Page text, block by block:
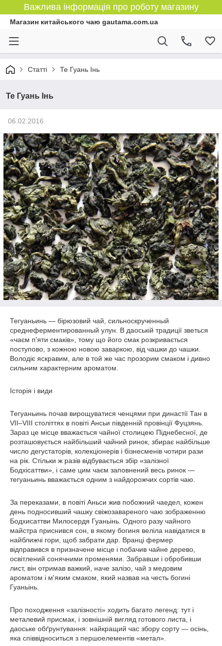
Важлива інформація про роботу магазину
Магазин китайського чаю gautama.com.ua
Статті Те Гуань Інь
Те Гуань Інь
06.02.2016
Тегуаньинь — бірюзовий чай, сильноскрученный
среднеферментированный улун. В даоській традиції зветься
«чаєм п'яти смаків», тому що його смак розкривається
поступово, з кожною новою заваркою, від чашки до чашки.
Володіє яскравим, але в той же час прозорим смаком і дивно
сильним характерним ароматом.
Історія і види
Тегуаньинь почав вирощуватися ченцями при династії Тан в
VII–VIII століттях в повіті Ансьи південній провінції Фуцзянь.
Зараз це місце вважається чайної столицею Піднебесної, де
розташовується найбільший чайний ринок, збирає найбільше
число дегустаторів, колекціонерів і бізнесменів чотири рази
на рік. Стільки ж разів відбувається збір «залізної
Бодхісаттви», і саме цим чаєм заповнений весь ринок —
тегуаньинь вважається одним з найдорожчих сортів чаю.
За переказами, в повіті Аньси жив побожний чаедел, кожен
день подносивший чашку свіжозавареного чаю зображенню
Бодхисаттви Милосердя Гуаньінь. Одного разу чайного
майстра приснився сон, в якому богиня веліла навідатися в
найближчі гори, щоб забрати дар. Вранці фермер
відправився в призначене місце і побачив чайне дерево,
освітлений сонячними променями. Забравши і обробивши
лист, він отримав важкий, наче залізо, чай з медовим
ароматом і м'яким смаком, який назвав на честь богині
Гуаньінь.
Про походження «залізності» ходить багато легенд: тут і
металевий присмак, і зовнішній вигляд готового листа, і
даоське обґрунтування: найкращий час збору сорту — осінь,
яка співвідноситься з першоелементів «метал».